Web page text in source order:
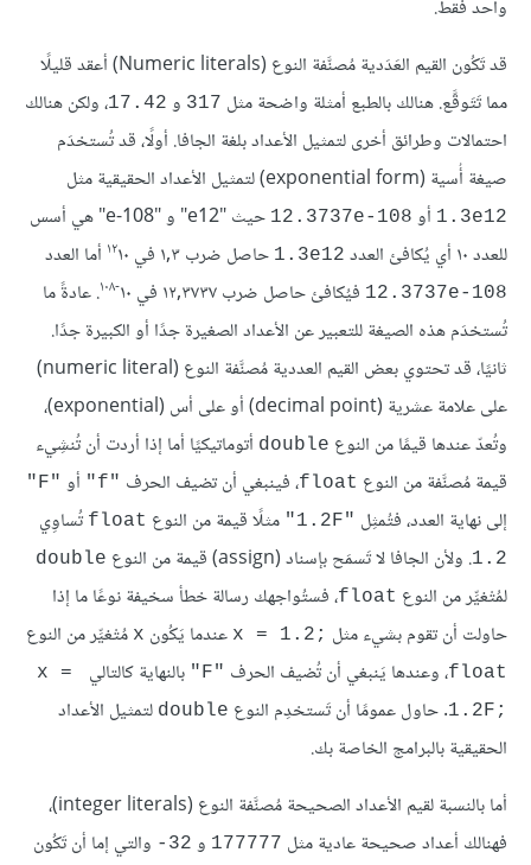
واحد فقط.
قد تَكُون القيم العَدَدية مُصنَّفة النوع (Numeric literals) أعقد قليلًا
مما تَتَوقَّع. هنالك بالطبع أمثلة واضحة مثل 317 و 17.42، ولكن هنالك
احتمالات وطرائق أخرى لتمثيل الأعداد بلغة الجافا. أولًا، قد تُستخدَم
صيغة أُسية (exponential form) لتمثيل الأعداد الحقيقية مثل
1.3e12 أو 12.3737e-108
حيث "e12" و "e-108" هي أسس
للعدد ١٠ أي يُكافئ العدد
1.3e12 حاصل ضرب ١,٣ في ١٢١٠‏‏ أما العدد
12.3737e-108 فيُكافئ حاصل ضرب ١٢,٣٧٣٧ في ‎١٠ -١٠٨
. عادةً ما
تُستخدَم هذه الصيغة للتعبير عن الأعداد الصغيرة جدًا أو الكبيرة جدًا.
ثانيًا، قد تحتوي بعض القيم العددية مُصنَّفة النوع (numeric literal)
على علامة عشرية (decimal point) أو على أس (exponential)،
وتُعدّ عندها قيمًا من النوع double أتوماتيكيًا أما إذا أردت أن تُنشِيء
قيمة مُصنَّفة من النوع float، فينبغي أن تضيف الحرف "f" أو "F"
إلى نهاية العدد، فتُمثِل "1.2F" مثلًا قيمة من النوع float تُساوِي
1.2. ولأن الجافا لا تَسمَح بإسناد (assign) قيمة من النوع double
لمُتْغيِّر من النوع float، فستُواجهك رسالة خطأ سخيفة نوعًا ما إذا
حاولت أن تقوم بشيء مثل x = 1.2;‎ عندما يَكُون x مُتْغيِّر من النوع
float، وعندها يَنبغي أن تُضيف الحرف "F" بالنهاية كالتالي
x =
1.2F;‎. حاول عمومًا أن تَستخدِم النوع double لتمثيل الأعداد
الحقيقية بالبرامج الخاصة بك.
أما بالنسبة لقيم الأعداد الصحيحة مُصنَّفة النوع (integer literals)،
فهنالك أعداد صحيحة عادية مثل 177777 و ‎-32 والتي إما أن تَكُون